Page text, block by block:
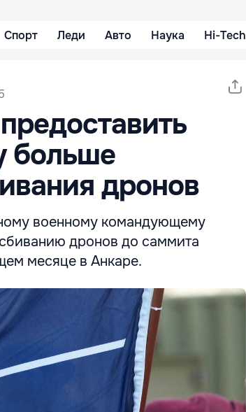
Спорт Леди Авто Наука Hi-Tech
больше
дронов
военному командующему
дронов до саммита
месяце в Анкаре.